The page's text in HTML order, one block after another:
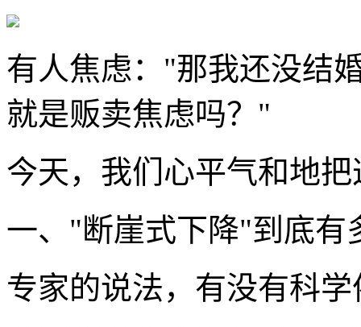
有人焦虑："那我还没结
就是贩卖焦虑吗？"
今天，我们心平气和地
一、"断崖式下降"到底有
专家的说法，有没有科